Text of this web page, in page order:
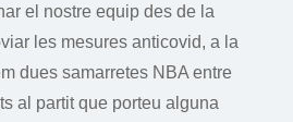
el nostre equip des de la
les mesures anticovid, a la
dues samarretes NBA entre
al partit que porteu alguna